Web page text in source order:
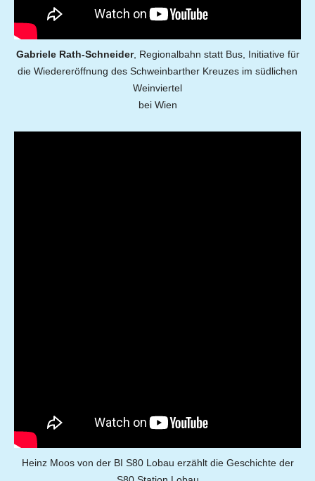
Gabriele Rath-Schneider, Regionalbahn statt Bus, Initiative für
die Wiedereröffnung des Schweinbarther Kreuzes im südlichen
Weinviertel
bei Wien
Heinz Moos von der BI S80 Lobau erzählt die Geschichte der